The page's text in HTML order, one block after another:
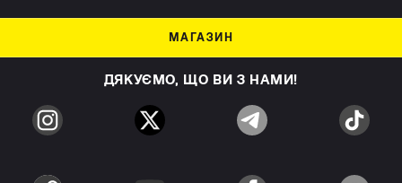
МАГАЗИН
ДЯКУЄМО, ЩО ВИ З НАМИ!